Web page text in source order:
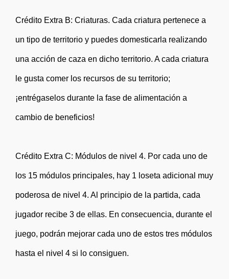
Crédito Extra B: Criaturas. Cada criatura pertenece a
un tipo de territorio y puedes domesticarla realizando
una acción de caza en dicho territorio. A cada criatura
le gusta comer los recursos de su territorio;
¡entrégaselos durante la fase de alimentación a
cambio de beneficios!
Crédito Extra C: Módulos de nivel 4. Por cada uno de
los 15 módulos principales, hay 1 loseta adicional muy
poderosa de nivel 4. Al principio de la partida, cada
jugador recibe 3 de ellas. En consecuencia, durante el
juego, podrán mejorar cada uno de estos tres módulos
hasta el nivel 4 si lo consiguen.